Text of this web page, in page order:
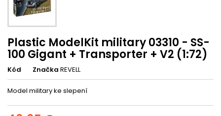
Plastic ModelKit military 03310 - SS-
100 Gigant + Transporter + V2 (1:72)
Kód Značka REVELL
Model military ke slepení